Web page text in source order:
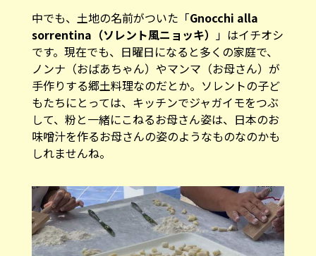
中でも、土地の名前がついた「Gnocchi alla
sorrentina（ソレント風ニョッキ） 」はイチオシ
です。現在でも、日曜日になると多くの家庭で、
ノンナ（おばあちゃん）やマンマ（お母さん）が
手作りする郷土料理なのだとか。ソレントの子ど
もたちにとっては、キッチンでジャガイモをつぶ
して、粉と一緒にこねるお母さん姿は、日本のお
味噌汁を作るお母さんの姿のようなものなのかも
しれませんね。